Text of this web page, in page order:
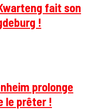
fait son
!
prolonge
le prêter !